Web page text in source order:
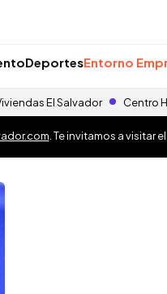
DeportesEntorno
El Salvador Centro
. Te invitamos a